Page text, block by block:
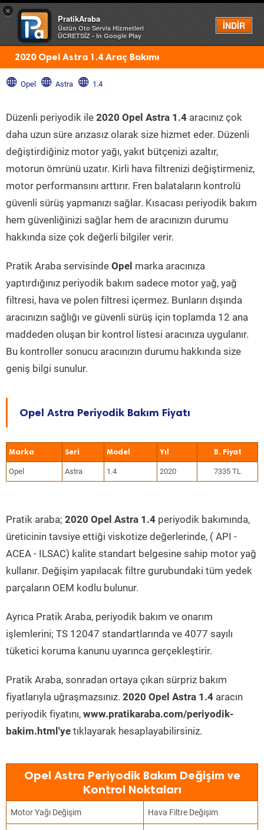
×
PratikAraba
Üstün Oto Servis Hizmetleri
ÜCRETSİZ - In Google Play
İNDİR
Menü
2020 Opel Astra 1.4 Araç Bakımı
Opel Astra 1.4
Düzenli periyodik ile 2020 Opel Astra 1.4 aracınız çok
daha uzun süre arızasız olarak size hizmet eder. Düzenli
değiştirdiğiniz motor yağı, yakıt bütçenizi azaltır,
motorun ömrünü uzatır. Kirli hava filtrenizi değiştirmeniz,
motor performansını arttırır. Fren balataların kontrolü
güvenli sürüş yapmanızı sağlar. Kısacası periyodik bakım
hem güvenliğinizi sağlar hem de aracınızın durumu
hakkında size çok değerli bilgiler verir.
Pratik Araba servisinde Opel marka aracınıza
yaptırdığınız periyodik bakım sadece motor yağ, yağ
filtresi, hava ve polen filtresi içermez. Bunların dışında
aracınızın sağlığı ve güvenli sürüş için toplamda 12 ana
maddeden oluşan bir kontrol listesi aracınıza uygulanır.
Bu kontroller sonucu aracınızın durumu hakkında size
geniş bilgi sunulur.
Opel Astra Periyodik Bakım Fiyatı
Marka Seri Model Yıl
Opel Astra 1.4 2020 7335 TL
Pratik araba; 2020 Opel Astra 1.4 periyodik bakımında,
üreticinin tavsiye ettiği viskotize değerlerinde, ( API -
ACEA - ILSAC) kalite standart belgesine sahip motor yağ
kullanır. Değişim yapılacak filtre gurubundaki tüm yedek
parçaların OEM kodlu bulunur.
Ayrıca Pratik Araba, periyodik bakım ve onarım
işlemlerini; TS 12047 standartlarında ve 4077 sayılı
tüketici koruma kanunu uyarınca gerçekleştirir.
Pratik Araba, sonradan ortaya çıkan sürpriz bakım
fiyatlarıyla uğraşmazsınız. 2020 Opel Astra 1.4 aracın
periyodik fiyatını, www.pratikaraba.com/periyodik-
bakim.html'ye tıklayarak hesaplayabilirsiniz.
Opel Astra Periyodik Bakım Değişim ve
Kontrol Noktaları
Motor Yağı Değişim Hava Filtre Değişim